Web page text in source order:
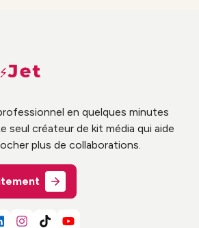
en quelques minutes
seul créateur de kit média qui aide
plus de collaborations.